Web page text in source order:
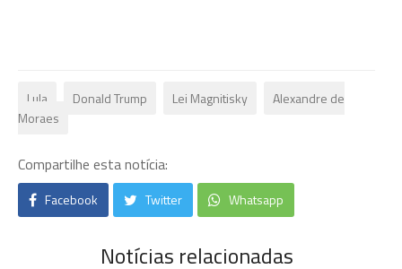
Lula Donald Trump Lei Magnitisky
Alexandre de
Moraes
Compartilhe esta notícia:
Facebook Twitter Whatsapp
Notícias relacionadas